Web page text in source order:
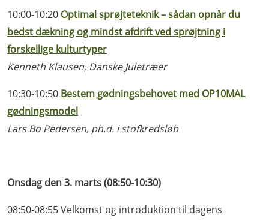
10:00-10:20 Optimal sprøjteteknik – sådan opnår du
bedst dækning og mindst afdrift ved sprøjtning i
forskellige kulturtyper
Kenneth Klausen, Danske Juletræer
10:30-10:50 Bestem gødningsbehovet med OP10MAL
gødningsmodel
Lars Bo Pedersen, ph.d. i stofkredsløb
Onsdag den 3. marts (08:50-10:30)
08:50-08:55 Velkomst og introduktion til dagens